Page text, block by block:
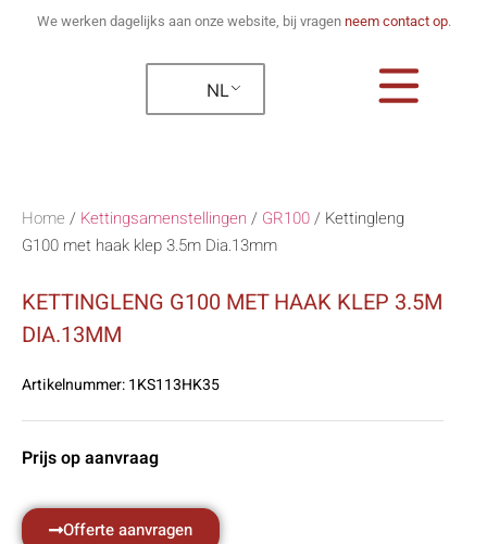
We werken dagelijks aan onze website, bij vragen neem contact op.
NL
Home / Kettingsamenstellingen / GR100/ Kettingleng
G100 met haak klep 3.5m Dia.13mm
KETTINGLENG G100 MET HAAK KLEP 3.5M
DIA.13MM
Artikelnummer:1KS113HK35
Prijs op aanvraag
Offerte aanvragen